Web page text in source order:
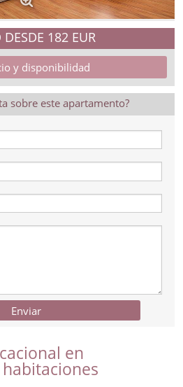
DESDE 182 EUR
y disponibilidad
sobre este apartamento?
Enviar
en